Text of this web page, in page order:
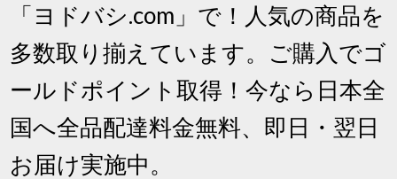
「ヨドバシ.com」で！人気の商品を
多数取り揃えています。ご購入でゴ
ールドポイント取得！今なら日本全
国へ全品配達料金無料、即日・翌日
お届け実施中。